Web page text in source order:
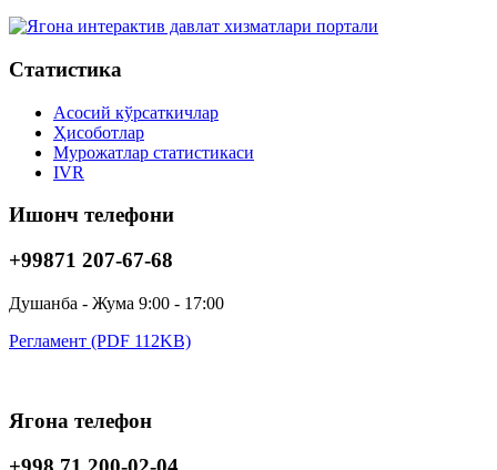
Статистика
Асосий кўрсаткичлар
Ҳисоботлар
Мурожатлар статистикаси
IVR
Ишонч телефони
+99871 207-67-68
Душанба - Жума 9:00 - 17:00
Регламент (PDF 112KB)
Ягона телефон